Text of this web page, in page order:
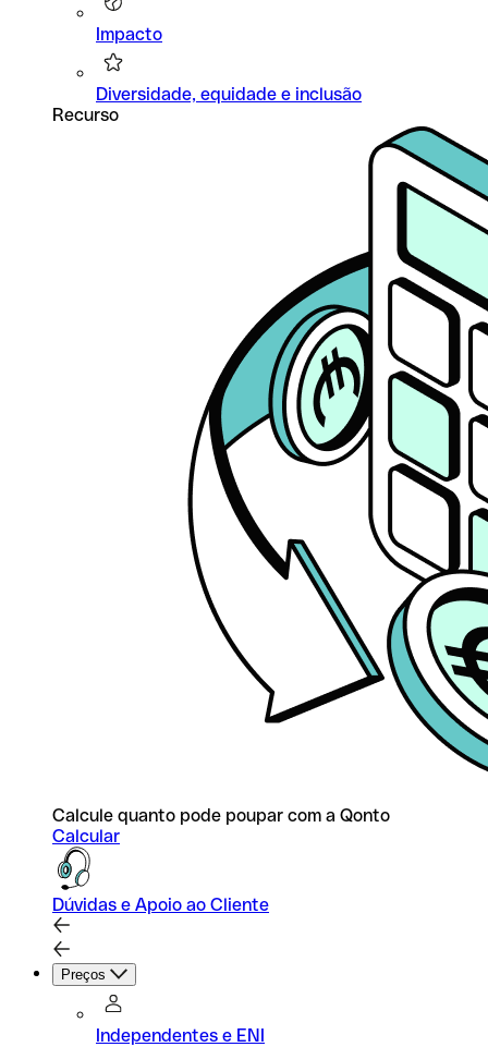
Impacto
Diversidade, equidade e inclusão
Recurso
Calcule quanto pode poupar com a Qonto
Calcular
Dúvidas e Apoio ao Cliente
Preços
Independentes e ENI